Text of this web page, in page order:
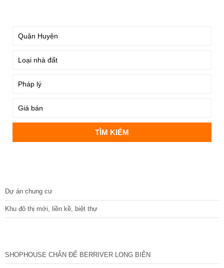
Dự án chung cư
Khu đô thị mới, liền kề, biệt thự
SHOPHOUSE CHÂN ĐẾ BERRIVER LONG BIÊN